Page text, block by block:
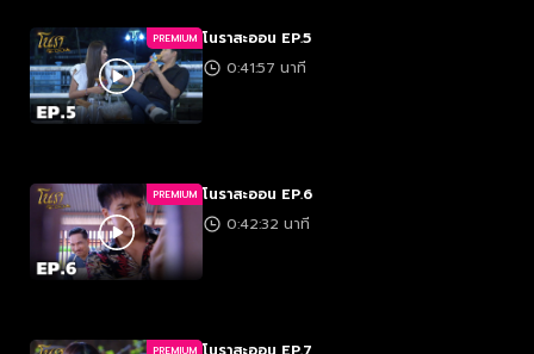
PREMIUM โนราสะออน EP.5
0:41:57 นาที
PREMIUM โนราสะออน EP.6
0:42:32 นาที
PREMIUM